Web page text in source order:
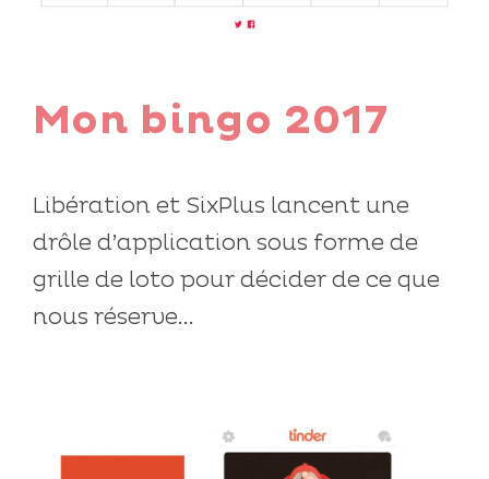
Mon bingo 2017
Libération et SixPlus lancent une
drôle d’application sous forme de
grille de loto pour décider de ce que
nous réserve...